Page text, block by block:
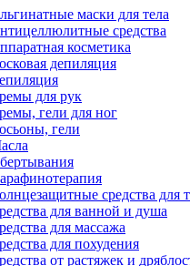
маски для тела
средства
косметика
депиляция
для рук
гели для ног
гели
средства для
для ванной и душа
для массажа
для похудения
от растяжек и